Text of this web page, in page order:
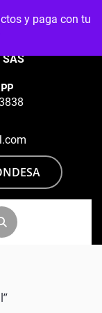
y paga con tu
SAS